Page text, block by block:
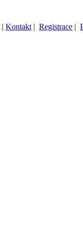
| Kontakt | Registrace |